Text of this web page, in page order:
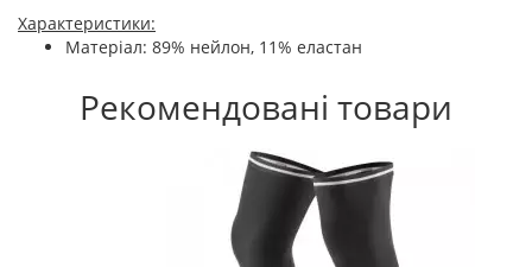
Характеристики:
Матеріал: 89% нейлон, 11% еластан
Рекомендовані товари